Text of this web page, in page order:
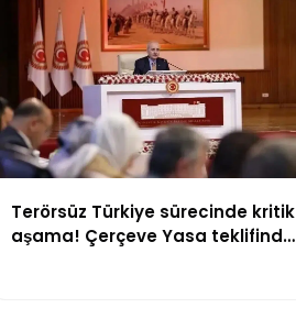
Terörsüz Türkiye sürecinde kritik
aşama! Çerçeve Yasa teklifinde